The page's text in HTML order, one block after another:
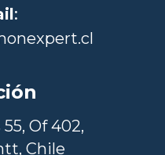
:
Of 402,
Chile